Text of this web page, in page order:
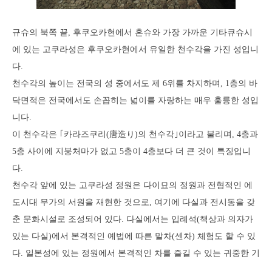
규슈의 북쪽 끝, 후쿠오카현에서 혼슈와 가장 가까운 기타큐슈시
에 있는 고쿠라성은 후쿠오카현에서 유일한 천수각을 가진 성입니
다.
천수각의 높이는 전국의 성 중에서도 제 6위를 차지하며, 1층의 바
닥면적은 전국에서도 손꼽히는 넓이를 자랑하는 매우 훌륭한 성입
니다.
이 천수각은 ｢카라즈쿠리(唐造り)의 천수각｣이라고 불리며, 4층과
5층 사이에 지붕처마가 없고 5층이 4층보다 더 큰 것이 특징입니
다.
천수각 앞에 있는 고쿠라성 정원은 다이묘의 정원과 전형적인 에
도시대 무가의 서원을 재현한 것으로, 여기에 다실과 전시동을 갖
춘 문화시설로 조성되어 있다. 다실에서는 입례석(책상과 의자가
있는 다실)에서 본격적인 예법에 따른 말차(센차) 체험도 할 수 있
다. 일본성에 있는 정원에서 본격적인 차를 즐길 수 있는 귀중한 기